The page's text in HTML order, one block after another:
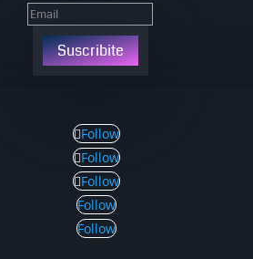
Suscribite
Follow
Follow
Follow
Follow
Follow